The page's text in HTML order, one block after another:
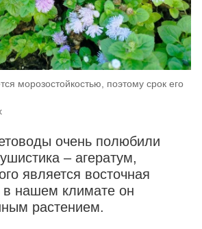
морозостойкостью, поэтому срок его
очень полюбили
– агератум,
является восточная
нашем климате он
растением.